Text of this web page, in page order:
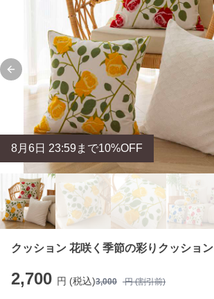
Previous slide
8月 6日 23:59まで10%OFF
クッション 花咲く季節の彩りクッション
2,700 円 (税込)3,000 円 (割引前)